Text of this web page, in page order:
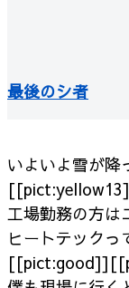
最後のシ者
いよいよ雪が
工場勤務の方
ヒートテックっ